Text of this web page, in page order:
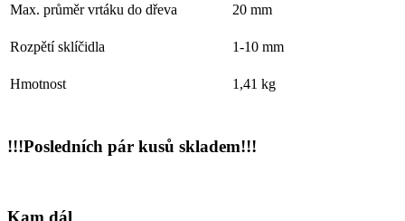
Max. průměr vrtáku do dřeva 20 mm
Rozpětí sklíčidla 1-10 mm
Hmotnost 1,41 kg
!!!Posledních pár kusů skladem!!!
Kam dál